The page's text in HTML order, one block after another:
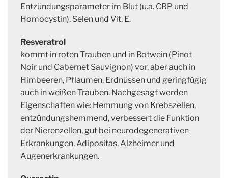
Entzündungsparameter im Blut (u.a. CRP und
Homocystin). Selen und Vit. E.
Resveratrol
kommt in roten Trauben und in Rotwein (Pinot
Noir und Cabernet Sauvignon) vor, aber auch in
Himbeeren, Pflaumen, Erdnüssen und geringfügig
auch in weißen Trauben. Nachgesagt werden
Eigenschaften wie: Hemmung von Krebszellen,
entzündungshemmend, verbessert die Funktion
der Nierenzellen, gut bei neurodegenerativen
Erkrankungen, Adipositas, Alzheimer und
Augenerkrankungen.